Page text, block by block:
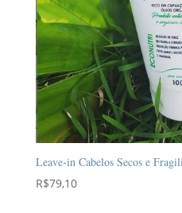
Leave-in Cabelos Secos e
R$79,10